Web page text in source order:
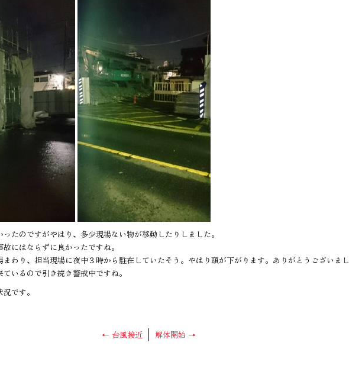
たのですがやはり、多少現場ない物が移動したりしました。
にはならずに良かったですね。
まわり、担当現場に夜中３時から駐在していたそう。やはり頭が下がります。ありがとうございまし
いるので引き続き警戒中ですね。
です。
← 台風接近 解体開始 →